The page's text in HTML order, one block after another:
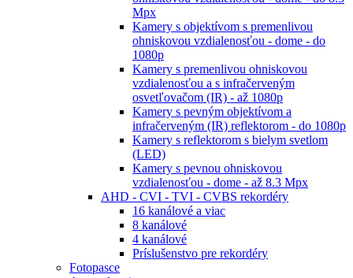
Mpx
Kamery s objektívom s premenlivou
ohniskovou vzdialenosťou - dome - do
1080p
Kamery s premenlivou ohniskovou
vzdialenosťou a s infračerveným
osvetľovačom (IR) - až 1080p
Kamery s pevným objektívom a
infračerveným (IR) reflektorom - do 1080p
Kamery s reflektorom s bielym svetlom
(LED)
Kamery s pevnou ohniskovou
vzdialenosťou - dome - až 8.3 Mpx
AHD - CVI - TVI - CVBS rekordéry
16 kanálové a viac
8 kanálové
4 kanálové
Príslušenstvo pre rekordéry
Fotopasce